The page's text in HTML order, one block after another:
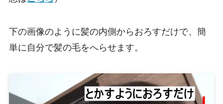
下の画像のように髪の内側からおろすだけで、簡
単に自分で髪の毛をへらせます。